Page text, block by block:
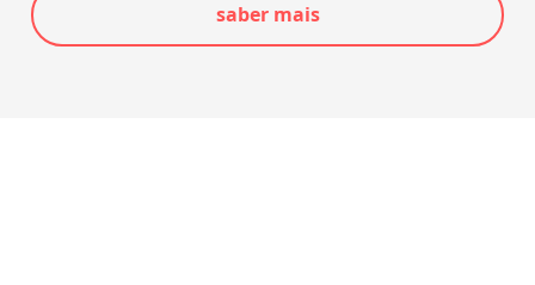
saber mais